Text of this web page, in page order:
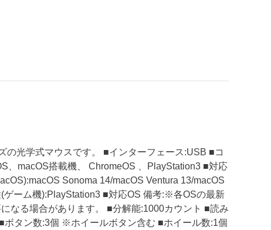
光学式マウスです。 ■インターフェース:USB ■コ
、macOS搭載機、 ChromeOS 、PlayStation3 ■対応
Sonoma 14/macOS Ventura 13/macOS
ゲーム機):PlayStation3 ■対応OS 備考:※各OSの最新
なる場合があります。 ■分解能:1000カウント ■読み
タン数:3個 ※ホイールボタン含む ■ホイール数:1個